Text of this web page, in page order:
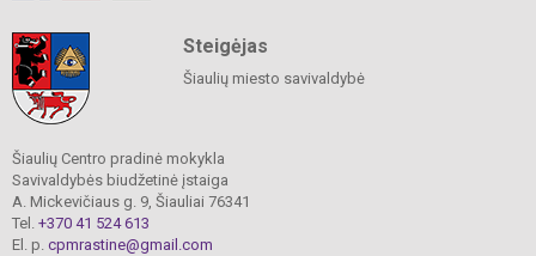
Steigėjas
Šiaulių miesto savivaldybė
Šiaulių Centro pradinė mokykla
Savivaldybės biudžetinė įstaiga
A. Mickevičiaus g. 9, Šiauliai 76341
Tel. +370 41 524 613
El. p. cpmrastine@gmail.com